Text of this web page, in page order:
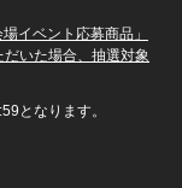
イベント応募商品」
いた場合、抽選対象
となります。